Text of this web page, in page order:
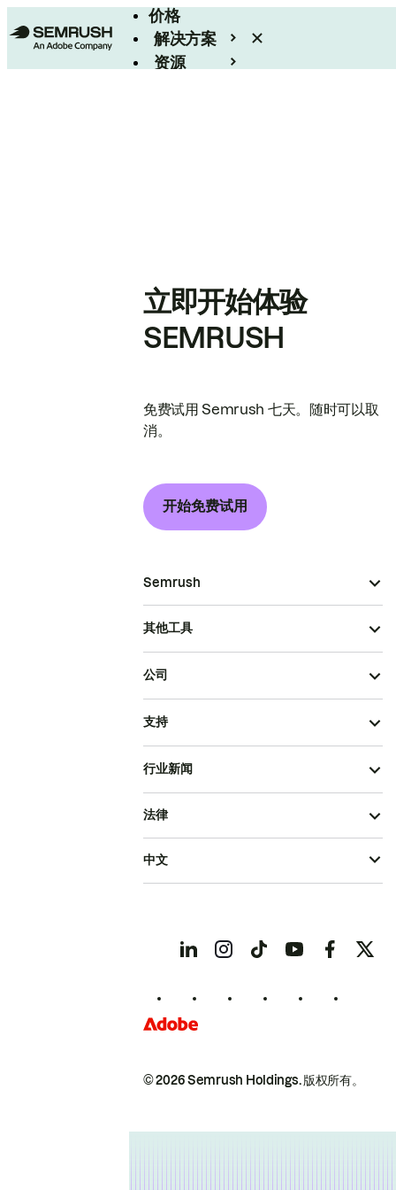
价格
解决方案
资源
立即开始体验
SEMRUSH
免费试用 Semrush 七天。随时可以取
消。
开始免费试用
Semrush
其他工具
公司
支持
行业新闻
© 2026 Semrush Holdings.版权所有。
法律
中文